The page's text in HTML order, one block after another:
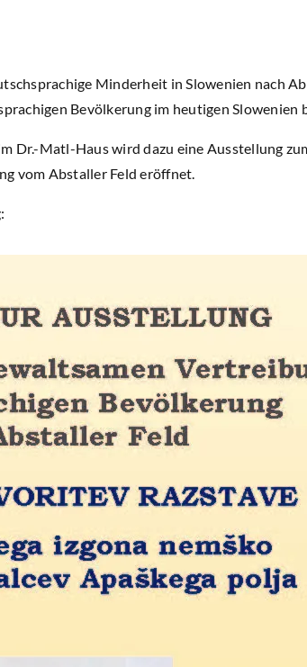
Minderheit in Slowenien nach
Bevölkerung im heutigen Slowenien
Dr.-Matl-Haus wird dazu eine Ausstellung
vom Abstaller Feld eröffnet.